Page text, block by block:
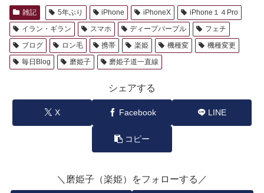
雑記 5年ぶり iPhone iPhoneX
iPhone１４Pro
イラン・ギラン
スマホ ディープパープル
フェチ
ブログ
ロン毛 携帯 楽姫 機種変
機種変更
毎日Blog
磨姫子 磨姫子道一直線
シェアする
X Facebook LINE
コピー
＼磨姫子（楽姫）をフォローする／